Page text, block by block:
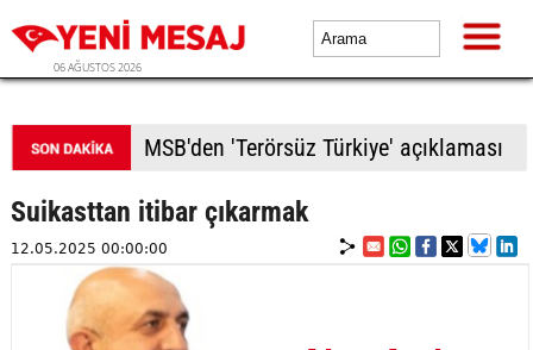
06 AĞUSTOS 2026
MSB'den 'Terörsüz Türkiye' açıklaması
Suikasttan itibar çıkarmak
12.05.2025 00:00:00